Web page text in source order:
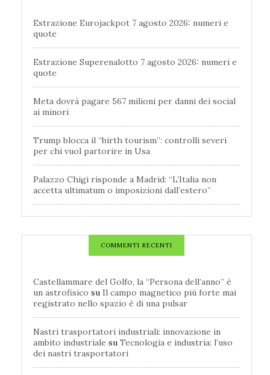
Estrazione Eurojackpot 7 agosto 2026: numeri e
quote
Estrazione Superenalotto 7 agosto 2026: numeri e
quote
Meta dovrà pagare 567 milioni per danni dei social
ai minori
Trump blocca il “birth tourism”: controlli severi
per chi vuol partorire in Usa
Palazzo Chigi risponde a Madrid: “L’Italia non
accetta ultimatum o imposizioni dall’estero”
COMMENTI RECENTI
Castellammare del Golfo, la “Persona dell’anno” è
un astrofisico su Il campo magnetico più forte mai
registrato nello spazio è di una pulsar
Nastri trasportatori industriali: innovazione in
ambito industriale su Tecnologia e industria: l’uso
dei nastri trasportatori